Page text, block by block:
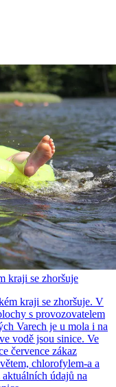
kraji se zhoršuje
kraji se zhoršuje. V
s provozovatelem
Varech je u mola i na
vodě jsou sinice. Ve
července zákaz
chlorofylem-a a
údajů na